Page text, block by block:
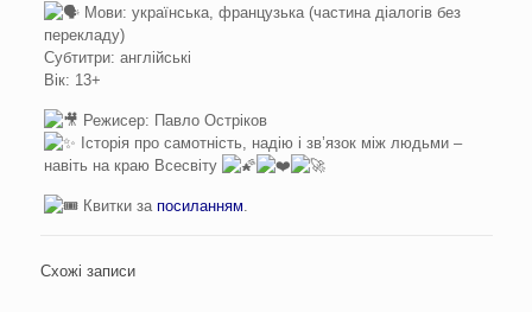
Мови: українська, французька (частина діалогів без
перекладу)
Субтитри: англійські
Вік: 13+
Режисер: Павло Остріков
Історія про самотність, надію і зв’язок між людьми –
навіть на краю Всесвіту
Квитки запосиланням.
Схожі записи